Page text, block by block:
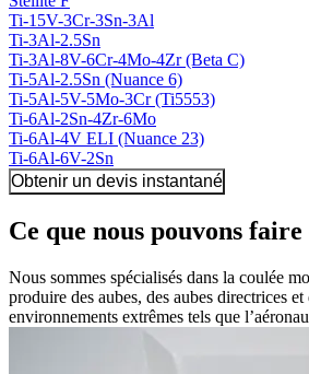
Ti-15V-3Cr-3Sn-3Al
Ti-3Al-2.5Sn
Ti-3Al-8V-6Cr-4Mo-4Zr (Beta C)
Ti-5Al-2.5Sn (Nuance 6)
Ti-5Al-5V-5Mo-3Cr (Ti5553)
Ti-6Al-2Sn-4Zr-6Mo
Ti-6Al-4V ELI (Nuance 23)
Ti-6Al-6V-2Sn
Obtenir un devis instantané
Ce que nous pouvons
Nous sommes spécialisés dans la coulée
produire des aubes, des aubes directrices
environnements extrêmes tels que